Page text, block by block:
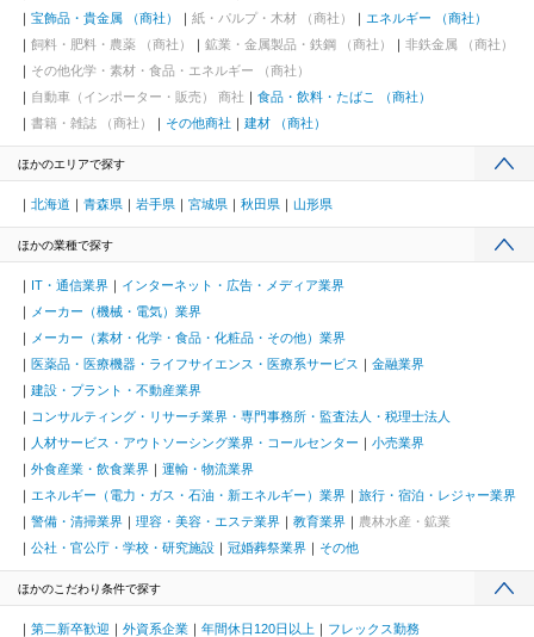
宝飾品・貴金属 （商社）
紙・パルプ・木材 （商社）
エネルギー （商社）
飼料・肥料・農薬 （商社）
鉱業・金属製品・鉄鋼 （商社）
非鉄金属 （商社）
その他化学・素材・食品・エネルギー （商社）
自動車（インポーター・販売） 商社
食品・飲料・たばこ （商社）
書籍・雑誌 （商社）
その他商社 建材 （商社）
ほかのエリアで探す
北海道 青森県 岩手県 宮城県 秋田県 山形県
ほかの業種で探す
IT・通信業界
インターネット・広告・メディア業界
メーカー（機械・電気）業界
メーカー（素材・化学・食品・化粧品・その他）業界
医薬品・医療機器・ライフサイエンス・医療系サービス
金融業界
建設・プラント・不動産業界
コンサルティング・リサーチ業界・専門事務所・監査法人・税理士法人
人材サービス・アウトソーシング業界・コールセンター
小売業界
外食産業・飲食業界
運輸・物流業界
エネルギー（電力・ガス・石油・新エネルギー）業界
旅行・宿泊・レジャー業界
警備・清掃業界
理容・美容・エステ業界 教育業界
農林水産・鉱業
公社・官公庁・学校・研究施設
冠婚葬祭業界 その他
ほかのこだわり条件で探す
第二新卒歓迎 外資系企業 年間休日120日以上
フレックス勤務